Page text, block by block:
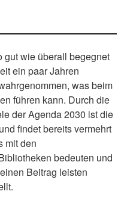
gut wie überall begegnet
ein paar Jahren
was beim
führen kann. Durch die
der Agenda 2030 ist die
findet bereits vermehrt
mit den
bedeuten und
Beitrag leisten